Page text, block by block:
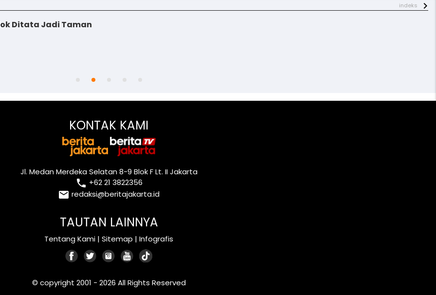
indeks
Ditata Jadi Taman
KONTAK KAMI
Jl. Medan Merdeka Selatan 8-9 Blok F Lt. II Jakarta
local_phone +62 21 3822356
email redaksi@beritajakarta.id
TAUTAN LAINNYA
Tentang Kami |Sitemap |Infografis
© copyright 2001 - 2026 All Rights Reserved